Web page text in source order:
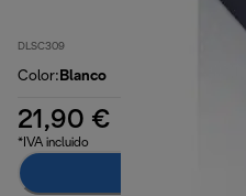
DLSC309
Color: Blanco
21,90 €
*IVA incluido